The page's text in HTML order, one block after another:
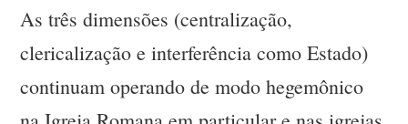
As três dimensões (centralização,
clericalização e interferência como Estado)
continuam operando de modo hegemônico